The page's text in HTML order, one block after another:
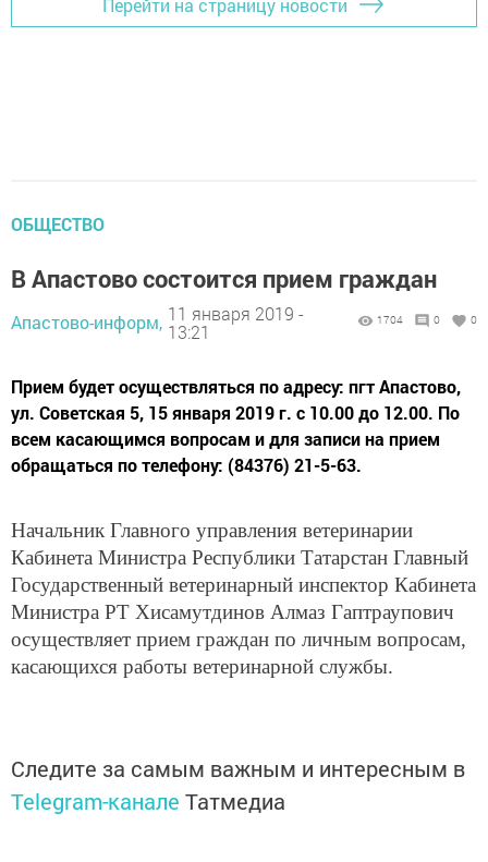
Перейти на страницу новости
ОБЩЕСТВО
В Апастово состоится прием граждан
Апастово-информ, 11 января 2019 -
13:21
1704 0 0
Прием будет осуществляться по адресу: пгт Апастово,
ул. Советская 5, 15 января 2019 г. с 10.00 до 12.00. По
всем касающимся вопросам и для записи на прием
обращаться по телефону: (84376) 21-5-63.
Начальник Главного управления ветеринарии
Кабинета Министра Республики Татарстан Главный
Государственный ветеринарный инспектор Кабинета
Министра РТ Хисамутдинов Алмаз Гаптраупович
осуществляет прием граждан по личным вопросам,
касающихся работы ветеринарной службы.
Следите за самым важным и интересным в
Telegram-канале Татмедиа